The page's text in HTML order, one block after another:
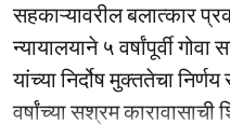
सहकाऱ्यावरील बलात्कार
न्यायालयाने ५ वर्षांपूर्वी
यांच्या निर्दोष मुक्ततेचा
वर्षांच्या सश्रम कारावासाची